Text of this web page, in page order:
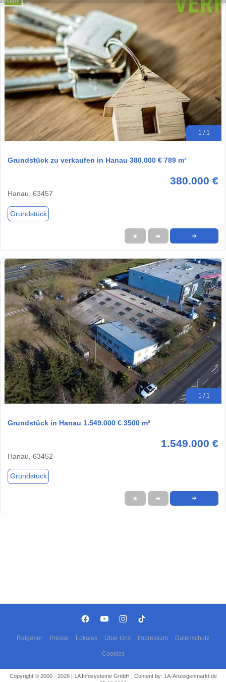
1 / 1
Grundstück zu verkaufen in Hanau 380.000 € 789 m²
380.000 €
Hanau, 63457
Grundstück
★ ➦ ➜
1 / 1
Grundstück in Hanau 1.549.000 € 3500 m²
1.549.000 €
Hanau, 63452
Grundstück
★ ➦ ➜
Ratgeber Presse Lokales Über Uns Impressum Datenschutz
Cookies
Copyright © 2000 - 2026 | 1A Infosysteme GmbH | Content by: 1A-Anzeigenmarkt.de